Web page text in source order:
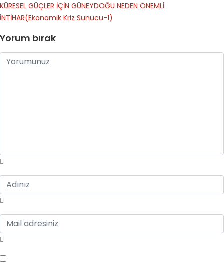
KÜRESEL GÜÇLER İÇİN GÜNEYDOĞU NEDEN ÖNEMLİ
İNTİHAR(Ekonomik Kriz Sunucu-1)
Yorum bırak